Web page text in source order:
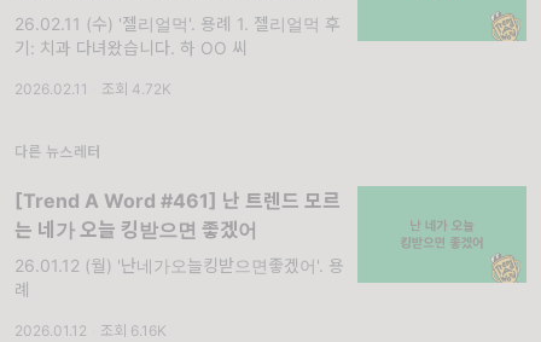
더라고
26.02.11 (수) '젤리얼먹'. 용례 1. 젤리얼먹 후
기: 치과 다녀왔습니다. 하 OO 씨
2026.02.11 조회 4.72K
다른 뉴스레터
[Trend A Word #461] 난 트렌드 모르
는 네가 오늘 킹받으면 좋겠어
26.01.12 (월) '난네가오늘킹받으면좋겠어'. 용
례
2026.01.12 조회 6.16K